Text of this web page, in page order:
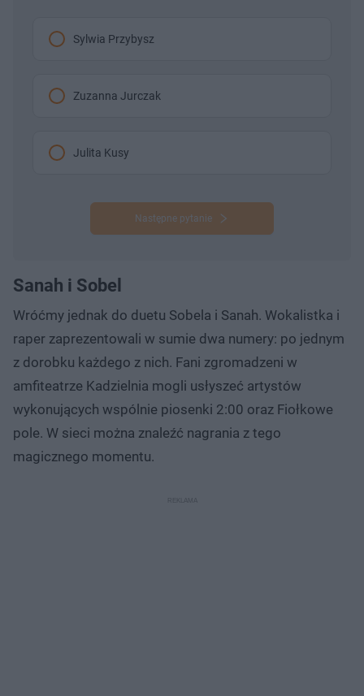
Sylwia Przybysz
Zuzanna Jurczak
Julita Kusy
Następne pytanie
Sanah i Sobel
Wróćmy jednak do duetu Sobela i Sanah. Wokalistka i
raper zaprezentowali w sumie dwa numery: po jednym
z dorobku każdego z nich. Fani zgromadzeni w
amfiteatrze Kadzielnia mogli usłyszeć artystów
wykonujących wspólnie piosenki 2:00 oraz Fiołkowe
pole. W sieci można znaleźć nagrania z tego
magicznego momentu.